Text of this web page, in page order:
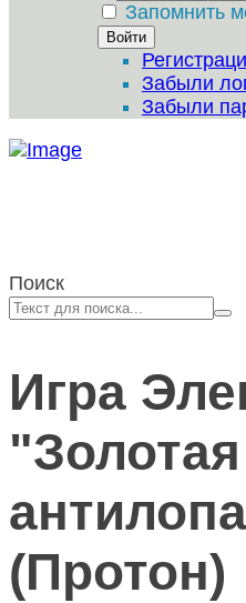
Запомнить
Войти
Забыли
Забыли
Поиск
Игра
"Золотая
(Протон)